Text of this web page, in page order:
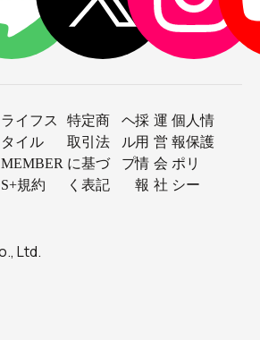
ライフス
タイル
MEMBER
S+規約
特定商
取引法
に基づ
く表記
ヘ
ル
プ
採
用
情
報
運
営
会
社
個人情
報保護
ポリ
シー
Ltd.